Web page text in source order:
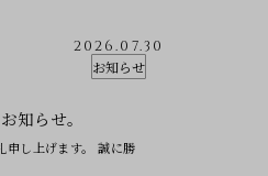
2026.07.30
お知らせ
知らせ。
申し上げます。 誠に勝